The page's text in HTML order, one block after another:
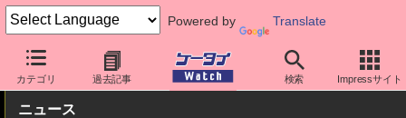
Powered by Translate
カテゴリ 過去記事 検索 Impressサイト
ケータイ Watch 格安スマホ/格安SIM 格安SIM/MVNO IIJ
ニュース